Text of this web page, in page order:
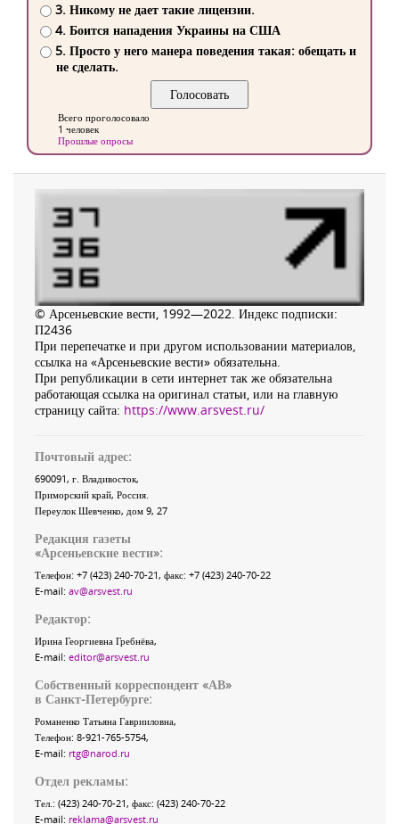
3. Никому не дает такие лицензии.
4. Боится нападения Украины на США
5. Просто у него манера поведения такая: обещать и
не сделать.
Всего проголосовало
1 человек
Прошлые опросы
© Арсеньевские вести, 1992—2022. Индекс подписки:
П2436
При перепечатке и при другом использовании материалов,
ссылка на «Арсеньевские вести» обязательна.
При републикации в сети интернет так же обязательна
работающая ссылка на оригинал статьи, или на главную
страницу сайта: https://www.arsvest.ru/
Почтовый адрес:
690091, г. Владивосток,
Приморский край, Россия
Переулок Шевченко, дом 9, 27
Редакция газеты
«Арсеньевские вести»:
Телефон: +7 (423) 240-70-21, факс: +7 (423) 240-70-22
E-mail: av@arsvest.ru
Редактор:
Ирина Георгиевна Гребнёва,
E-mail: editor@arsvest.ru
Собственный корреспондент «АВ»
в Санкт-Петербурге:
Романенко Татьяна Гаврииловна,
Телефон: 8-921-765-5754,
E-mail: rtg@narod.ru
Отдел рекламы:
Тел.: (423) 240-70-21, факс: (423) 240-70-22
E-mail: reklama@arsvest.ru